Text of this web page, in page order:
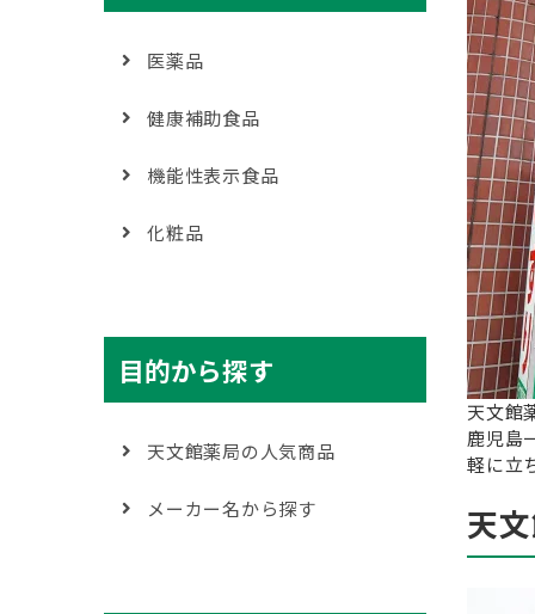
天文館
鹿児島
軽に立
天
医薬品
健康補助食品
機能性表示食品
化粧品
目的から探す
天文館薬局の人気商品
メーカー名から探す